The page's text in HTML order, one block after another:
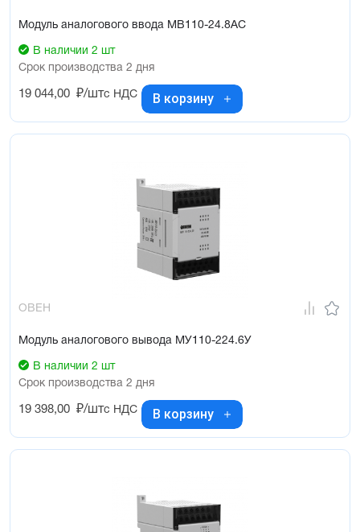
Модуль аналогового ввода МВ110-24.8АС
В наличии 2 шт
Срок производства 2 дня
19 044,00 ₽/штс НДС В корзину
ОВЕН
Модуль аналогового вывода МУ110-224.6У
В наличии 2 шт
Срок производства 2 дня
19 398,00 ₽/штс НДС В корзину